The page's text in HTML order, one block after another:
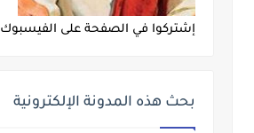
إشتركوا في الصفحة على الفيسبوك
بحث هذه المدونة الإلكترونية